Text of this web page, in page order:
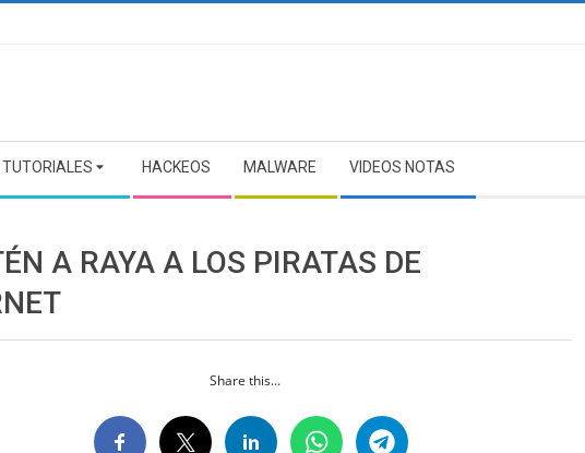
TUTORIALES HACKEOS MALWARE VIDEOS NOTAS
A RAYA A LOS PIRATAS DE
Share this...